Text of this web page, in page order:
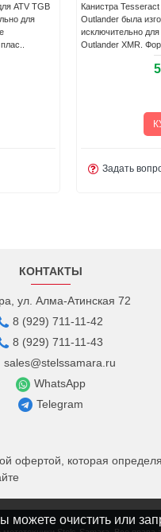
UTV RZR
канистры:
мм.Вес: 3,8
красн..
Задать
КОНТАКТЫ
ул. Алма-Атинская 72
8 (929) 711-11-42
8 (929) 711-11-43
sales@stelssamara.ru
WhatsApp
Telegram
офертой, которая
очистить или